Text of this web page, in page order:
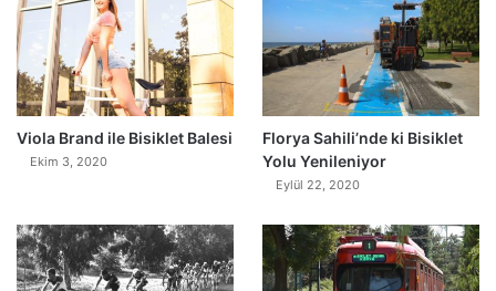
Viola Brand ile Bisiklet Balesi
Ekim 3, 2020
0
Florya Sahili’nde ki Bisiklet
Yolu Yenileniyor
Eylül 22, 2020